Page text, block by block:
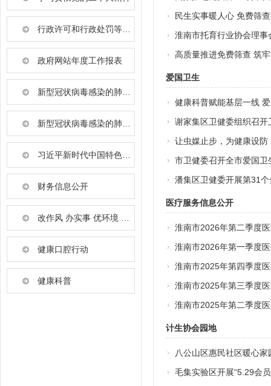
政府网站年度工作报表
财务信息公开
健康口腔行动
健康科普
民生实事暖人心 免费筛
淮南市托育行业协会理事
高质量推进免费筛查 筑
爱国卫生
健康科普赋能基层一线
谢家集区卫健委组织召
让虫媒止步，为健康设防
市卫健委召开全市爱国卫
潘集区卫健委开展第31
医疗服务信息公开
淮南市2026年第二季度
淮南市2026年第一季度
淮南市2025年第四季度
淮南市2025年第三季度
淮南市2025年第二季度
计生协会园地
八公山区惠民社区暖心
毛集实验区开展“5.29会